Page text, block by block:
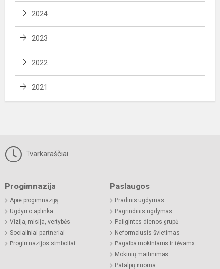
2024
2023
2022
2021
Tvarkaraščiai
Progimnazija
Apie progimnaziją
Ugdymo aplinka
Vizija, misija, vertybės
Socialiniai partneriai
Progimnazijos simboliai
Paslaugos
Pradinis ugdymas
Pagrindinis ugdymas
Pailgintos dienos grupė
Neformalusis švietimas
Pagalba mokiniams ir tėvams
Mokinių maitinimas
Patalpų nuoma